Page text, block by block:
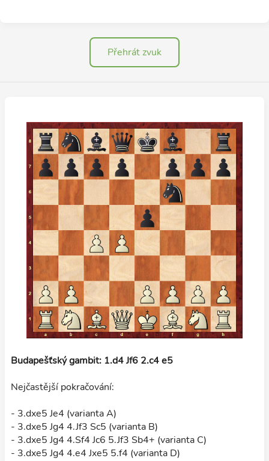
Přehrát zvuk
Budapešťský gambit: 1.d4 Jf6 2.c4 e5
Nejčastější pokračování:
- 3.dxe5 Je4 (varianta A)
- 3.dxe5 Jg4 4.Jf3 Sc5 (varianta B)
- 3.dxe5 Jg4 4.Sf4 Jc6 5.Jf3 Sb4+ (varianta C)
- 3.dxe5 Jg4 4.e4 Jxe5 5.f4 (varianta D)